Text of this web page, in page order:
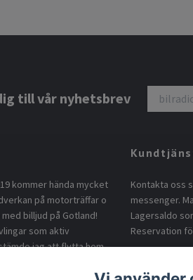
till vår nyhetsbrev
kommer hända mycket
på motorträffar o
billjud på Gotland!
som aktiv
jag att flytta hem
för byggandet av
Kontakta oss
messenger.
Lagersaldo
Reservation